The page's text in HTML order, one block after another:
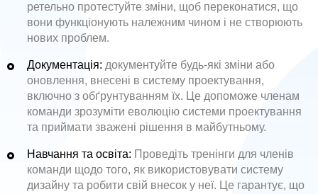
ретельно протестуйте зміни, щоб переконатися, що
вони функціонують належним чином і не створюють
нових проблем.
Документація: документуйте будь-які зміни або
оновлення, внесені в систему проектування,
включно з обґрунтуванням їх. Це допоможе членам
команди зрозуміти еволюцію системи проектування
та приймати зважені рішення в майбутньому.
Навчання та освіта: Проведіть тренінги для членів
команди щодо того, як використовувати систему
дизайну та робити свій внесок у неї. Це гарантує, що